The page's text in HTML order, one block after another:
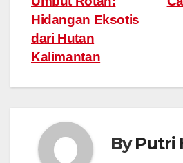
Hidangan Eksotis
dari Hutan
Kalimantan
ByPutri